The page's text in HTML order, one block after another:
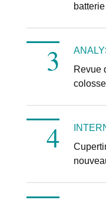
Revue